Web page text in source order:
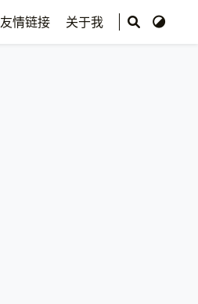
友情链接 关于我